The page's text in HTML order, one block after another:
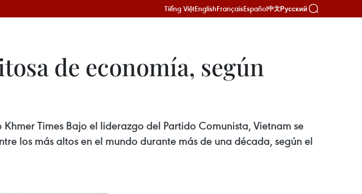
Tiếng ViệtEnglishFrançaisEspañol中文Русский
de economía, según
Times Bajo el liderazgo del Partido Comunista, Vietnam se
los más altos en el mundo durante más de una década, según el